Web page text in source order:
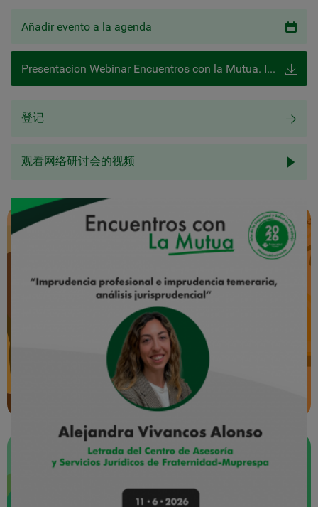
Añadir evento a la agenda
Presentacion Webinar Encuentros con la Mutua. Imprudencia profesional e imprudencia temeraria
登记
观看网络研讨会的视频
Previene
安全与健康